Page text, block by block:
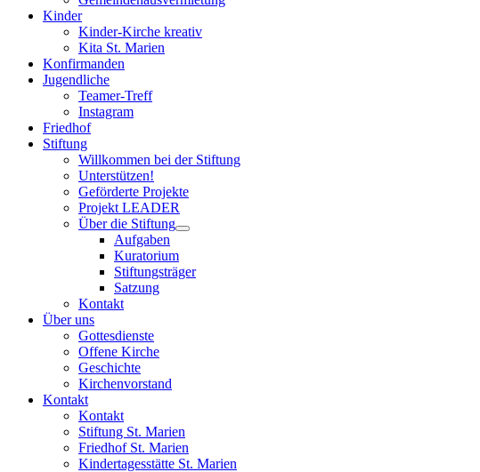
Kinder
Kinder-Kirche kreativ
Kita St. Marien
Konfirmanden
Jugendliche
Teamer-Treff
Instagram
Friedhof
Stiftung
Willkommen bei der Stiftung
Unterstützen!
Geförderte Projekte
Projekt LEADER
Über die Stiftung
Aufgaben
Kuratorium
Stiftungsträger
Satzung
Kontakt
Über uns
Gottesdienste
Offene Kirche
Geschichte
Kirchenvorstand
Kontakt
Kontakt
Stiftung St. Marien
Friedhof St. Marien
Kindertagesstätte St. Marien